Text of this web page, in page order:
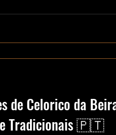
de Celorico da
e Tradicionais 🇵🇹